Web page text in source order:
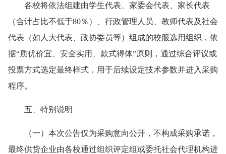
各校将依法组建由学生代表、家委会代表、家长代表
（合计占比不低于80％）、行政管理人员、教师代表及社会
代表（如人大代表、政协委员等）组成的校服选用组织，依
据“质优价宜、安全实用、款式得体”原则，通过综合评议或
投票方式选定最终样式，用于后续设定技术参数并进入采购
程序。
五、特别说明
（一）本次公告仅为采购意向公开，不构成采购承诺，
最终供货企业由各校通过组织评定组或委托社会代理机构进